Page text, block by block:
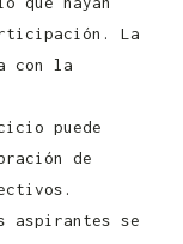
La
con la
puede
de
aspirantes se